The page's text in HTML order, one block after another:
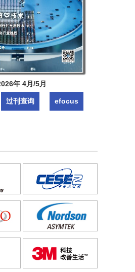
年 4月/5月
过刊查询 efocus